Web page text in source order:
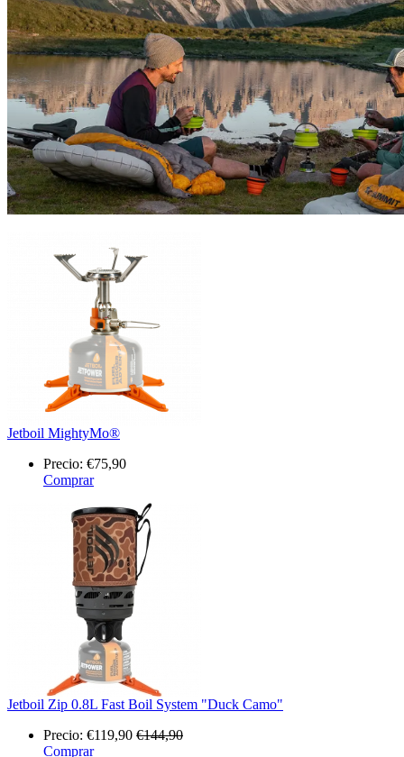
Jetboil MightyMo®
Precio: €75,90
Comprar
Jetboil Zip 0.8L Fast Boil System "Duck Camo"
Precio: €119,90 €144,90
Comprar